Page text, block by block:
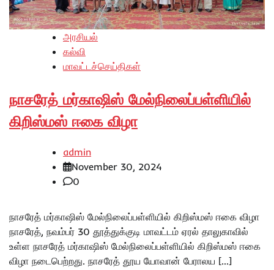
அரசியல்
கல்வி
மாவட்டச்செய்திகள்
நாசரேத் மர்காஷிஸ் மேல்நிலைப்பள்ளியில்
கிறிஸ்மஸ் ஈகை விழா
admin
November 30, 2024
0
நாசரேத் மர்காஷிஸ் மேல்நிலைப்பள்ளியில் கிறிஸ்மஸ் ஈகை விழா
நாசரேத், நவம்பர் 30 தூத்துக்குடி மாவட்டம் ஏரல் தாலுகாவில்
உள்ள நாசரேத் மர்காஷிஸ் மேல்நிலைப்பள்ளியில் கிறிஸ்மஸ் ஈகை
விழா நடைபெற்றது. நாசரேத் தூய யோவான் பேராலய […]